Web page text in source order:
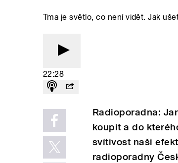
Tma je světlo, co není vidět. Jak
22:28
Radioporadna:
koupit a do
svítivost naši
radioporadny